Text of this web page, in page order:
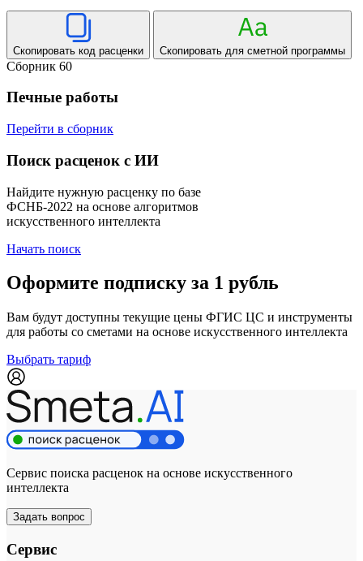
Скопировать код расценки Скопировать для сметной программы
Сборник 60
Печные работы
Перейти в сборник
Поиск расценок с ИИ
Найдите нужную расценку по базе
ФСНБ-2022 на основе алгоритмов
искусственного интеллекта
Начать поиск
Оформите подписку за 1 рубль
Вам будут доступны текущие цены ФГИС ЦС и инструменты
для работы со сметами на основе искусственного интеллекта
Выбрать тариф
Сервис поиска расценок на основе искусственного
интеллекта
Задать вопрос
Сервис